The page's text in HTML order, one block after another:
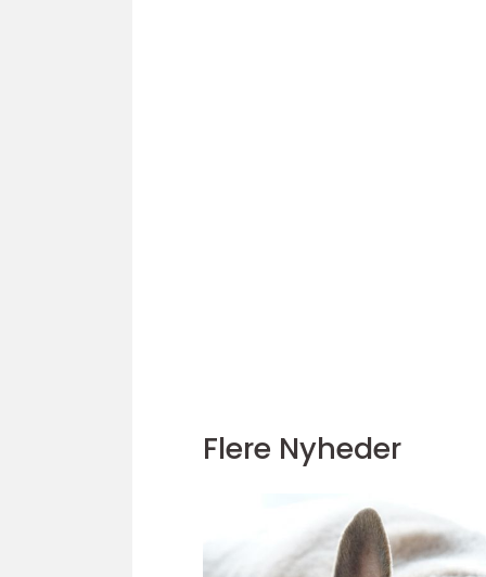
Flere Nyheder